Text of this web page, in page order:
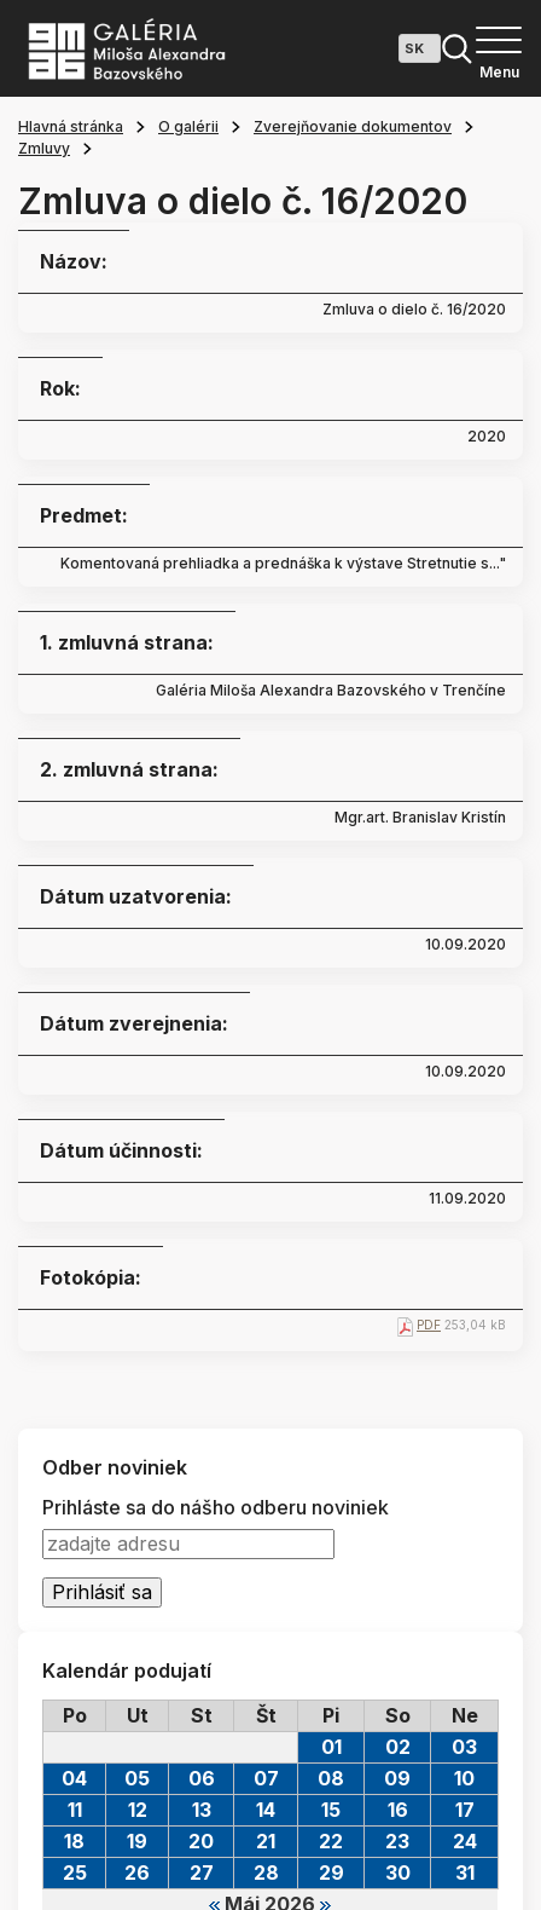
Menu
Hlavná stránka O galérii
Zverejňovanie dokumentov
Zmluvy
Zmluva o dielo č. 16/2020
Názov:
Zmluva o dielo č. 16/2020
Rok:
2020
Predmet:
Komentovaná prehliadka a prednáška k výstave Stretnutie s..."
1. zmluvná strana:
Galéria Miloša Alexandra Bazovského v Trenčíne
2. zmluvná strana:
Mgr.art. Branislav Kristín
Dátum uzatvorenia:
10.09.2020
Dátum zverejnenia:
10.09.2020
Dátum účinnosti:
11.09.2020
Fotokópia:
PDF 253,04 kB
Odber noviniek
Prihláste sa do nášho odberu noviniek
Kalendár podujatí
Po
Ut St Št Pi So Ne
Máj 2026
01 02
03
04
05 06 07 08 09
10
11
12 13 14 15 16
17
18
19 20 21 22 23
24
25
26 27 28 29 30 31